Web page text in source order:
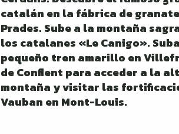
catalán en la fábrica de
Prades. Sube a la montaña
los catalanes «Le Canigo».
pequeño tren amarillo en
de Conflent para acceder a la
montaña y visitar las
Vauban en Mont-Louis.